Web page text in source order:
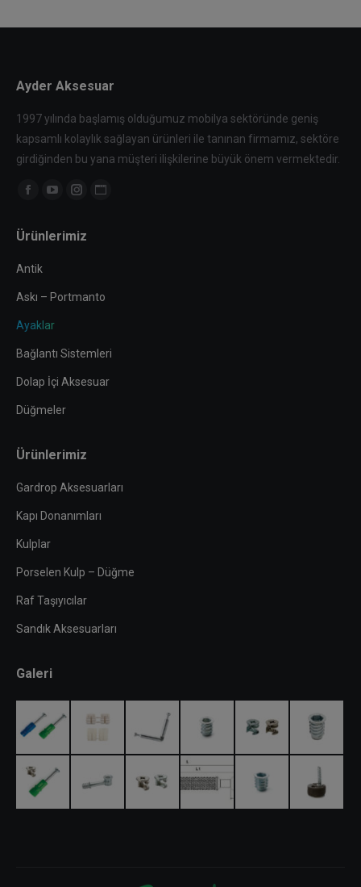
Ayder Aksesuar
1997 yılında başlamış olduğumuz mobilya sektöründe geniş
kapsamlı kolaylık sağlayan ürünleri ile tanınan firmamız, sektöre
girdiğinden bu yana müşteri ilişkilerine büyük önem vermektedir.
Find us on:
Facebook
opens
in
window
YouTube
opens
window
Instagram
opens
window
Website
window
Ürünlerimiz
Antik
Askı – Portmanto
Ayaklar
Bağlantı Sistemleri
Dolap İçi Aksesuar
Düğmeler
Ürünlerimiz
Gardrop Aksesuarları
Kapı Donanımları
Kulplar
Porselen Kulp – Düğme
Raf Taşıyıcılar
Sandık Aksesuarları
Galeri